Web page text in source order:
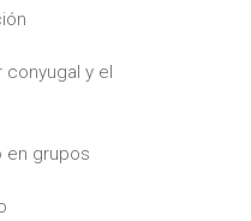
y el
grupos